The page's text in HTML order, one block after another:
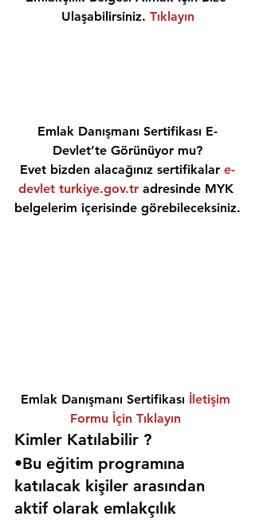
Ulaşabilirsiniz. Tıklayın
Emlak Danışmanı Sertifikası E-
Devlet’te Görünüyor mu?
Evet bizden alacağınız sertifikalar e-
devlet turkiye.gov.tr adresinde MYK
belgelerim içerisinde görebileceksiniz.
Emlak Danışmanı Sertifikası İletişim
Formu İçin Tıklayın
Kimler Katılabilir ?
•Bu eğitim programına
katılacak kişiler arasından
aktif olarak emlakçılık